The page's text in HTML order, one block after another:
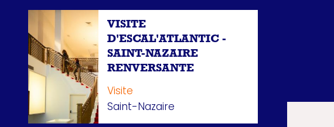
VISITE
D'ESCAL'ATLANTIC -
SAINT-NAZAIRE
RENVERSANTE
Visite
Saint-Nazaire